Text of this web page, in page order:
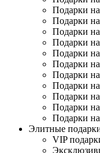
Подарки
Подарки
Подарки
Подарки на
Подарки
Подарки
Подарки
Подарки
Подарки
Подарки
Подарки
Элитные
VIP